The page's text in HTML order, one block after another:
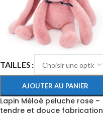
TAILLES
AJOUTER AU PANIER
Lapin Méloé peluche rose –
tendre et douce fabrication